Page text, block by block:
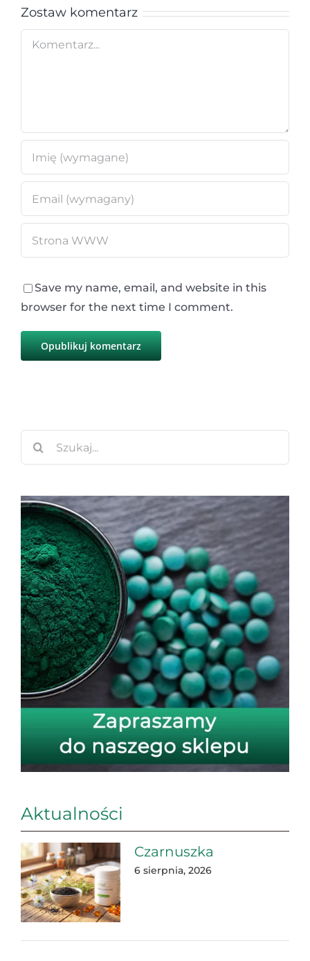
Zostaw komentarz
Comment
Save my name, email, and website in this
browser for the next time I comment.
Aktualności
Czarnuszka
6 sierpnia, 2026